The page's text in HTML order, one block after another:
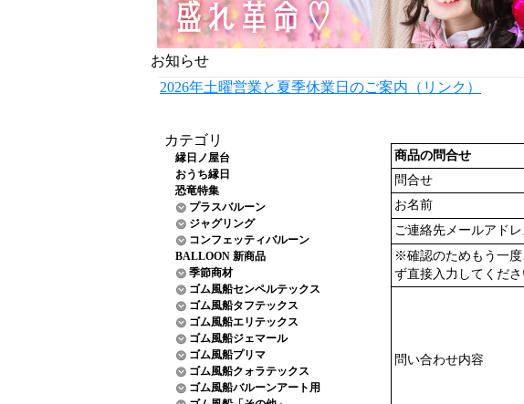
お知らせ
2026年土曜営業と夏季休業日のご案内（リンク）
カテゴリ
縁日ノ屋台
おうち縁日
恐竜特集
プラスバルーン
ジャグリング
コンフェッティバルーン
BALLOON 新商品
季節商材
ゴム風船センペルテックス
ゴム風船タフテックス
ゴム風船エリテックス
ゴム風船ジェマール
ゴム風船プリマ
ゴム風船クォラテックス
ゴム風船バルーンアート用
商品の問合せ
問合せ
お名前
ご連絡先メールアドレ
※確認のためもう一
ず直接入力してくださ
問い合わせ内容